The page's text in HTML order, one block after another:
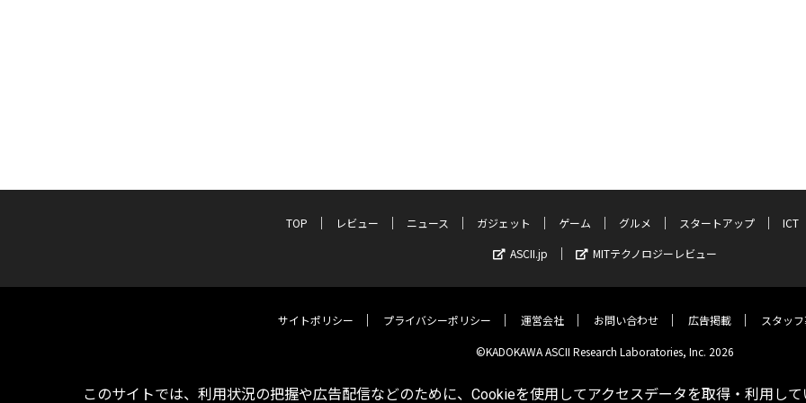
TOP レビュー ニュース ガジェット ゲーム グルメ スタートアップ
ICT
ASCII.jp
MITテクノロジーレビュー
サイトポリシー プライバシーポリシー 運営会社 お問い合わせ 広告掲載 スタッ
©KADOKAWA ASCII Research Laboratories, Inc. 2026
このサイトでは、利用状況の把握や広告配信などのために、Cookieを使用してアクセスデータを取得・利用して